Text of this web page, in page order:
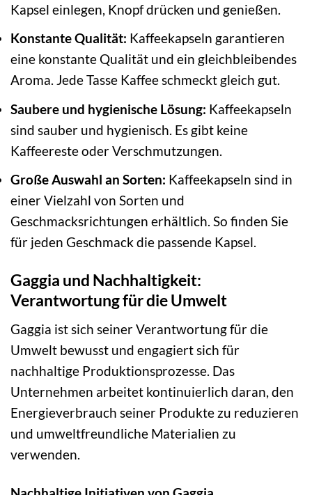
Kapsel einlegen, Knopf drücken und genießen.
Konstante Qualität: Kaffeekapseln garantieren
eine konstante Qualität und ein gleichbleibendes
Aroma. Jede Tasse Kaffee schmeckt gleich gut.
Saubere und hygienische Lösung: Kaffeekapseln
sind sauber und hygienisch. Es gibt keine
Kaffeereste oder Verschmutzungen.
Große Auswahl an Sorten: Kaffeekapseln sind in
einer Vielzahl von Sorten und
Geschmacksrichtungen erhältlich. So finden Sie
für jeden Geschmack die passende Kapsel.
Gaggia und Nachhaltigkeit:
Verantwortung für die Umwelt
Gaggia ist sich seiner Verantwortung für die
Umwelt bewusst und engagiert sich für
nachhaltige Produktionsprozesse. Das
Unternehmen arbeitet kontinuierlich daran, den
Energieverbrauch seiner Produkte zu reduzieren
und umweltfreundliche Materialien zu
verwenden.